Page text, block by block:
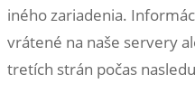
iného zariadenia.
vrátené na naše servery
tretích strán počas